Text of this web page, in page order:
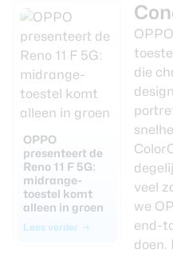
OPPO
presenteert de
Reno 11 F 5G:
midrange-
toestel komt
alleen in groen
Lees verder
die
veel
we
end-
doen.